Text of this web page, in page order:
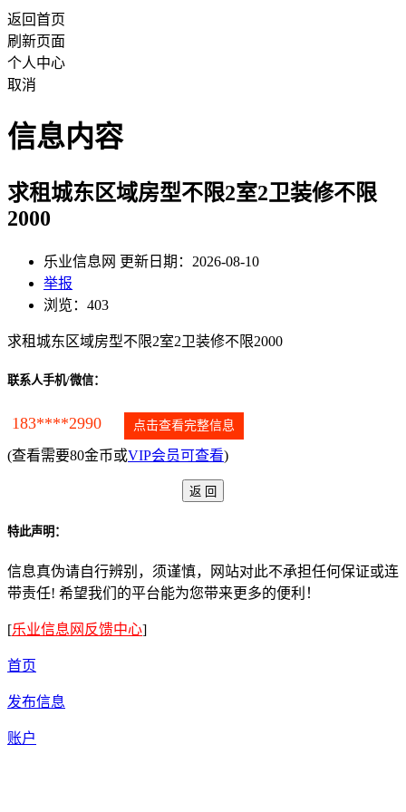
返回首页
刷新页面
个人中心
取消
信息内容
求租城东区域房型不限2室2卫装修不限
2000
乐业信息网 更新日期：2026-08-10
举报
浏览：403
求租城东区域房型不限2室2卫装修不限2000
联系人手机/微信：
183****2990 点击查看完整信息
(查看需要80金币或VIP会员可查看)
特此声明：
信息真伪请自行辨别，须谨慎，网站对此不承担任何保证或连
带责任! 希望我们的平台能为您带来更多的便利！
[乐业信息网反馈中心]
首页
发布信息
账户